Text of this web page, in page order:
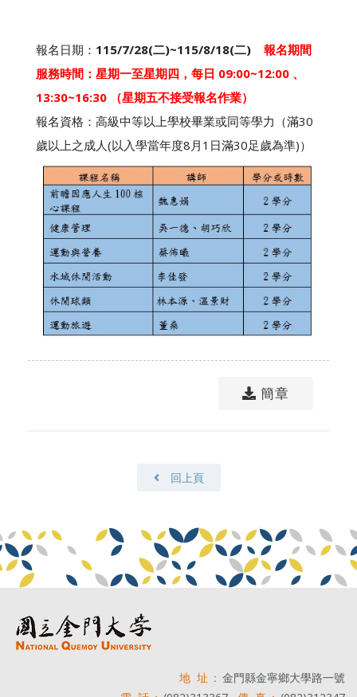
報名日期： 115/7/28(二)~115/8/18(二)
報名期間
服務時間：星期一至星期四，每日 09:00~12:00 、
13:30~16:30 （星期五不接受報名作業）
報名資格：高級中等以上學校畢業或同等學力（滿30
歲以上之成人(以入學當年度8月1日滿30足歲為準)）
簡章
回上頁
地 址： 金門縣金寧鄉大學路一號